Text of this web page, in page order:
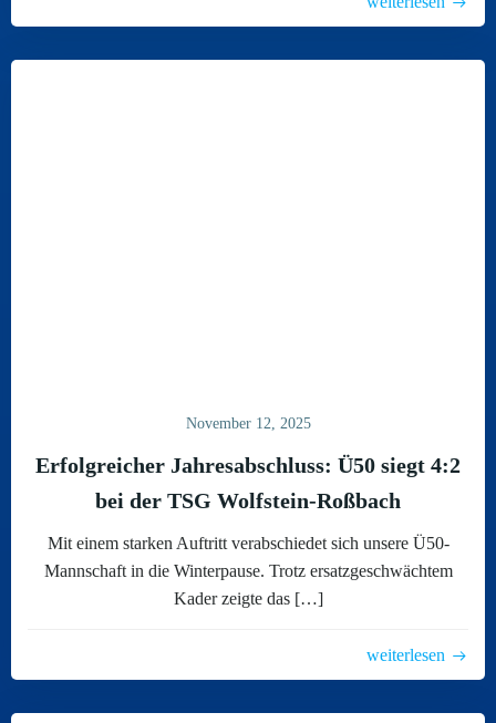
November 12, 2025
Erfolgreicher Jahresabschluss: Ü50 siegt 4:2
bei der TSG Wolfstein-Roßbach
Mit einem starken Auftritt verabschiedet sich unsere Ü50-
Mannschaft in die Winterpause. Trotz ersatzgeschwächtem
Kader zeigte das […]
weiterlesen